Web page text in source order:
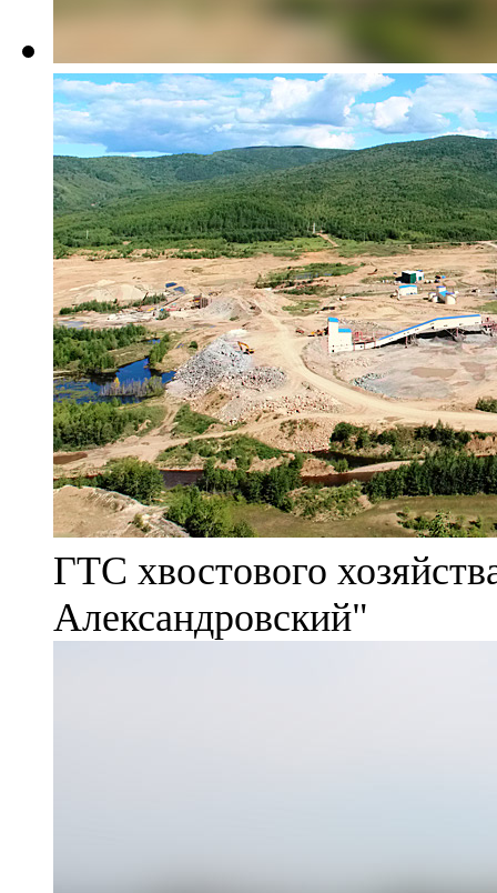
ГТС хвостового
Александровский"